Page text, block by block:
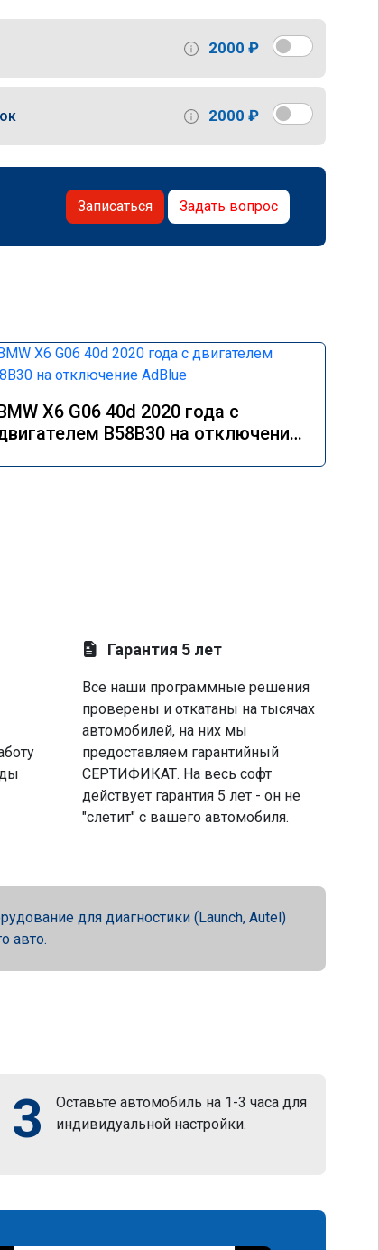
2000 ₽
2000 ₽
Записаться Задать вопрос
X6 G06 40d 2020 года с
B58B30 на отключение
Гарантия 5 лет
Все наши программные решения
проверены и откатаны на тысячах
автомобилей, на них мы
предоставляем гарантийный
СЕРТИФИКАТ. На весь софт
действует гарантия 5 лет - он не
"слетит" с вашего автомобиля.
для диагностики (Launch, Autel)
авто.
3
Оставьте автомобиль на 1-3 часа для
индивидуальной настройки.